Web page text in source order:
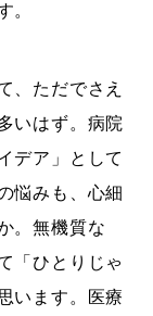
。
、ただでさえ
いはず。病院
デア」として
悩みも、心細
。無機質な
「ひとりじゃ
います。医療